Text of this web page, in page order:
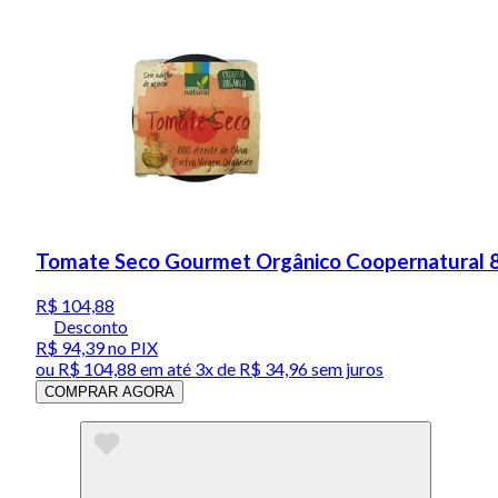
Tomate Seco Gourmet Orgânico Coopernatural
R$ 104,88
Desconto
R$ 94,39no PIX
ou R$ 104,88 em até 3x de R$ 34,96 sem juros
COMPRAR AGORA